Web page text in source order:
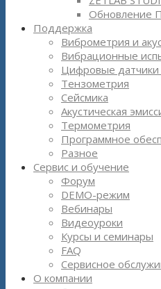
Обновление
Поддержка
Виброметрия и
Вибрационные
Цифровые датчики
Тензометрия
Сейсмика
Акустическая
Термометрия
Программное
Разное
Сервис и обучение
Форум
DEMO-режим
Вебинары
Видеоуроки
Курсы и семинары
FAQ
Сервисное
О компании